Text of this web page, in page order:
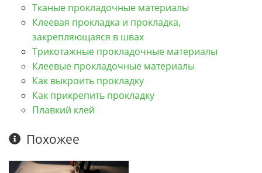
Тканые прокладочные материалы
Клеевая прокладка и прокладка,
закрепляющаяся в швах
Трикотажные прокладочные материалы
Клеевые прокладочные материалы
Как выкроить прокладку
Как прикрепить прокладку
Плавкий клей
Похожее